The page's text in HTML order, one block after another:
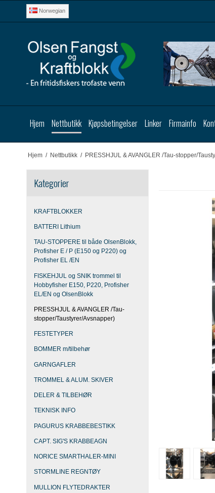
Norwegian
Hjem Nettbutikk Kjøpsbetingelser Linker Firmainfo
Hjem / Nettbutikk / PRESSHJUL & AVANGLER /Tau-stopper/
Kategorier
KRAFTBLOKKER
BATTERI Lithium
TAU-STOPPERE til både OlsenBlokk,
Profisher E / P (E150 og P220) og
Profisher EL /EN
FISKEHJUL og SNIK trommel til
Hobbyfisher E150, P220, Profisher
EL/EN og OlsenBlokk
PRESSHJUL & AVANGLER /Tau-
stopper/Taustyrer/Avsnapper)
FESTETYPER
BOMMER m/tilbehør
GARNGAFLER
TROMMEL & ALUM. SKIVER
DELER & TILBEHØR
TEKNISK INFO
PAGURUS KRABBEBESTIKK
CAPT. SIG'S KRABBEAGN
NORICE SMARTHALER-MINI
STORMLINE REGNTØY
MULLION FLYTEDRAKTER